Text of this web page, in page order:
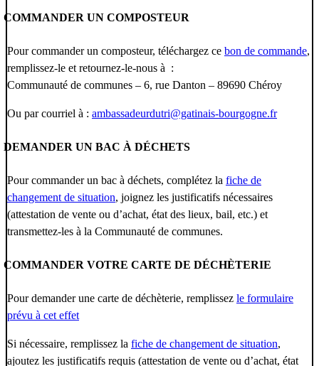
COMMANDER UN COMPOSTEUR
Pour commander un composteur, téléchargez ce bon de commande,
remplissez-le et retournez-le-nous à :
Communauté de communes – 6, rue Danton – 89690 Chéroy
Ou par courriel à : ambassadeurdutri@gatinais-bourgogne.fr
DEMANDER UN BAC À DÉCHETS
Pour commander un bac à déchets, complétez la fiche de
changement de situation, joignez les justificatifs nécessaires
(attestation de vente ou d’achat, état des lieux, bail, etc.) et
transmettez-les à la Communauté de communes.
COMMANDER VOTRE CARTE DE DÉCHÈTERIE
Pour demander une carte de déchèterie, remplissez le formulaire
prévu à cet effet
Si nécessaire, remplissez la fiche de changement de situation,
ajoutez les justificatifs requis (attestation de vente ou d’achat, état